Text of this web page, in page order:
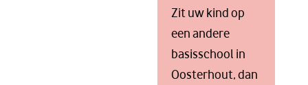
Zit uw kind op
een andere
basisschool in
Oosterhout, dan